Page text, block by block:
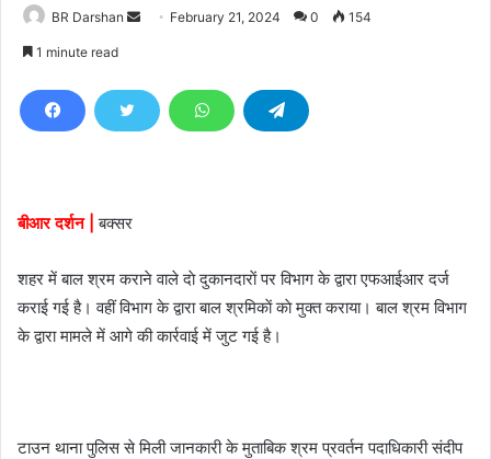
BR Darshan
d
l
February 21, 2024 0 154
1 minute read
बीआर दर्शन | बक्सर
शहर में बाल श्रम कराने वाले दाे दुकानदाराें पर विभाग के द्वारा एफआईआर दर्ज
कराई गई है। वहीं विभाग के द्वारा बाल श्रमिकाें काे मुक्त कराया। बाल श्रम विभाग
के द्वारा मामले में आगे की कार्रवाई में जुट गई है।
टाउन थाना पुलिस से मिली जानकारी के मुताबिक श्रम प्रवर्तन पदाधिकारी संदीप